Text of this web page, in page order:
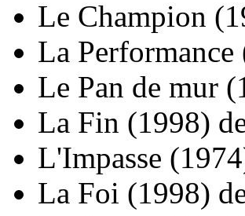
Le Champion
La Performance
Le Pan de mur
La Fin (1998)
L'Impasse
La Foi (1998)